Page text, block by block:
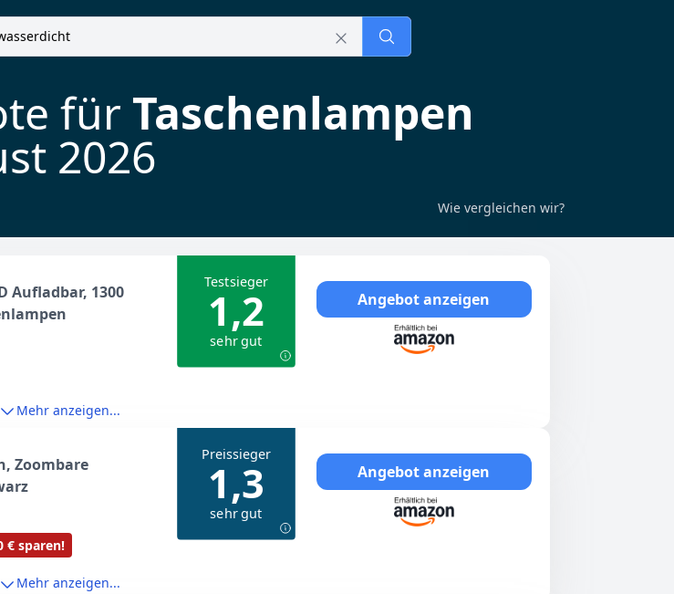
für Taschenlampen
2026
Wie vergleichen wir?
Aufladbar, 1300
Testsieger
1,2
sehr gut
Angebot anzeigen
Mehr anzeigen...
Zoombare
€ sparen!
Preissieger
1,3
sehr gut
Angebot anzeigen
Mehr anzeigen...